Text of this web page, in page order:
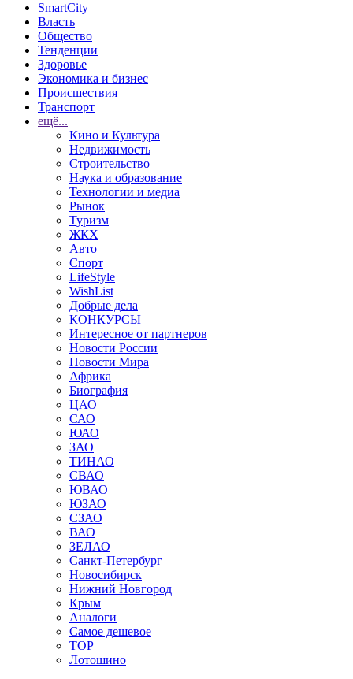
SmartCity
Власть
Общество
Тенденции
Здоровье
Экономика и бизнес
Происшествия
Транспорт
ещё...
Кино и Культура
Недвижимость
Строительство
Наука и образование
Технологии и медиа
Рынок
Туризм
ЖКХ
Авто
Спорт
LifeStyle
WishList
Добрые дела
КОНКУРСЫ
Интересное от партнеров
Новости России
Новости Мира
Африка
Биография
ЦАО
САО
ЮАО
ЗАО
ТИНАО
СВАО
ЮВАО
ЮЗАО
СЗАО
ВАО
ЗЕЛАО
Санкт-Петербург
Новосибирск
Нижний Новгород
Крым
Аналоги
Самое дешевое
TOP
Лотошино